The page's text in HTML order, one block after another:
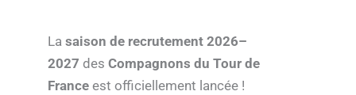
La saison de recrutement 2026–
2027 des Compagnons du Tour de
France est officiellement lancée !